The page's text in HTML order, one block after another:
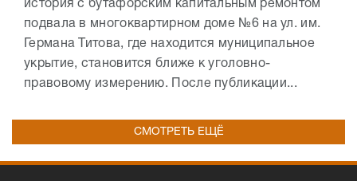
история с бутафорским капитальным ремонтом
подвала в многоквартирном доме №6 на ул. им.
Германа Титова, где находится муниципальное
укрытие, становится ближе к уголовно-
правовому измерению. После публикации...
СМОТРЕТЬ ЕЩЁ